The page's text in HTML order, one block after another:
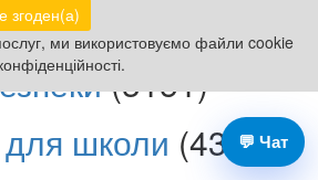
згоден(а)
ми використовуємо файли cookie
Вивіски
(8159)
(3151)
школи (4399)
💬 Чат